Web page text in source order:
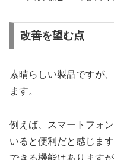
改善を望む点
素晴らしい製品ですが
ます。
例えば、スマートフォ
いると便利だと感じま
できる機能はあります